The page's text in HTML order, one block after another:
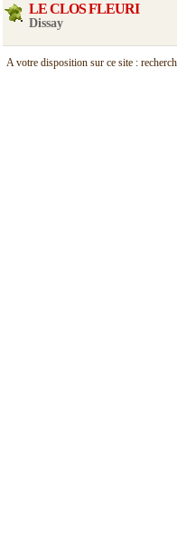
LE CLOS FLEURI
Dissay
A votre disposition sur ce site :